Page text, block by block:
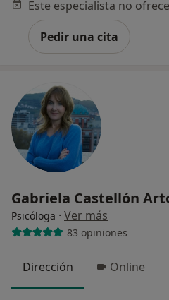
Pedir una cita
Gabriela Castellón
Psicóloga · Ver más
83 opiniones
Dirección Online